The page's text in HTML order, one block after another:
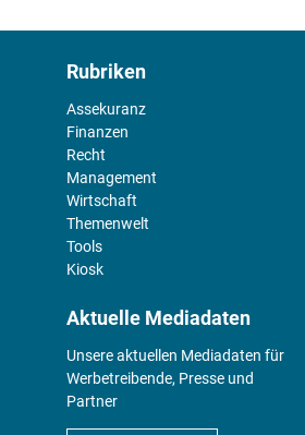
Rubriken
Assekuranz
Finanzen
Recht
Management
Wirtschaft
Themenwelt
Tools
Kiosk
Aktuelle Mediadaten
Unsere aktuellen Mediadaten für
Werbetreibende, Presse und
Partner